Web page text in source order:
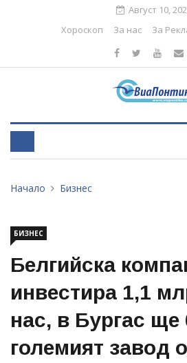
Август 10,
Хороскоп
За нас За
Начало Бизнес
БИЗНЕС
Белгийска
инвестира 1,1
нас, в Бургас
големият завод